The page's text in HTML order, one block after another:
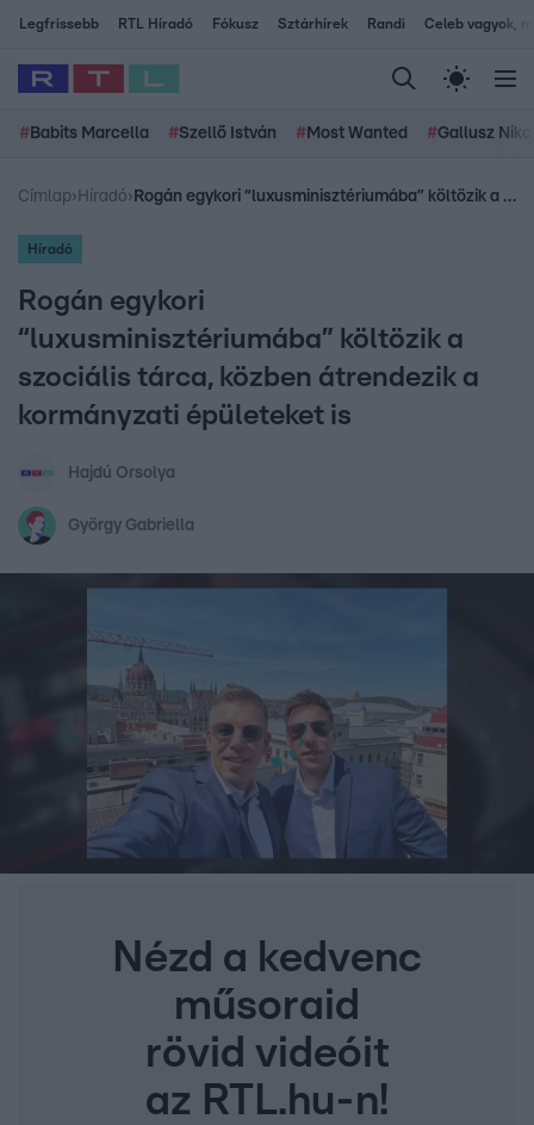
Legfrissebb RTL Híradó Fókusz Sztárhírek Randi Celeb vagyok,
# Babits Marcella #Szellő István # Most Wanted #Gallusz
Címlap› Híradó› Rogán egykori “luxusminisztériumába” költözik a szociális tárca, közben átrendezik a kormányzati épületeket is
Híradó
Rogán egykori
“luxusminisztériumába” költözik a
szociális tárca, közben átrendezik a
kormányzati épületeket is
Hajdú Orsolya
György Gabriella
Nézd a kedvenc
műsoraid
rövid videóit
az RTL.hu-n!